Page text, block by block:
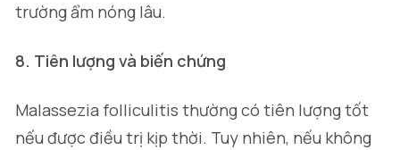
trường ẩm nóng lâu.
8. Tiên lượng và biến chứng
Malassezia folliculitis thường có tiên lượng tốt
nếu được điều trị kịp thời. Tuy nhiên, nếu không